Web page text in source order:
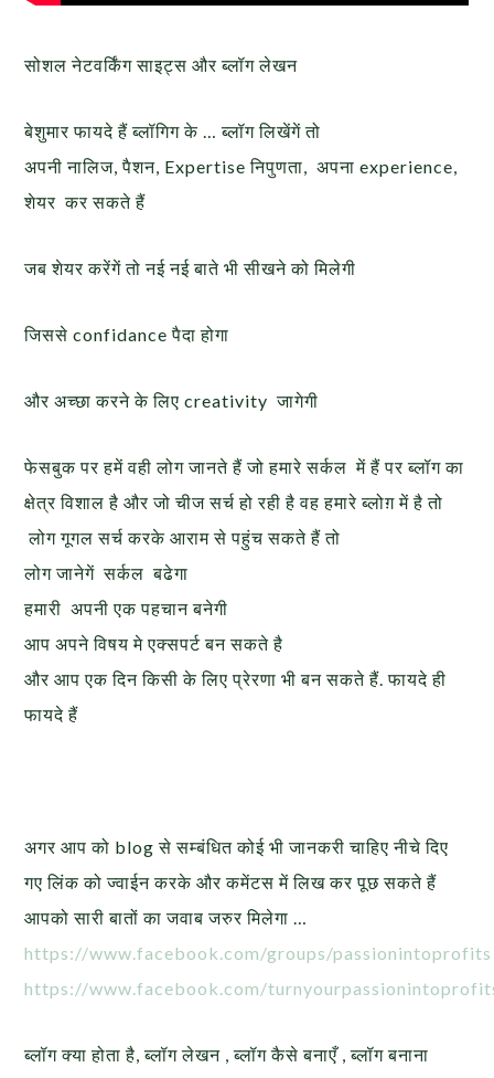
सोशल नेटवर्किंग साइट्स और ब्लॉग लेखन
बेशुमार फायदे हैं ब्लॉगिग के … ब्लॉग लिखेंगें तो
अपनी नालिज, पैशन, Expertise निपुणता, अपना experience,
शेयर कर सकते हैं
जब शेयर करेंगें तो नई नई बाते भी सीखने को मिलेगी
जिससे confidance पैदा होगा
और अच्छा करने के लिए creativity जागेगी
फेसबुक पर हमें वही लोग जानते हैं जो हमारे सर्कल में हैं पर ब्लॉग का
क्षेत्र विशाल है और जो चीज सर्च हो रही है वह हमारे ब्लोग़ में है तो
लोग गूगल सर्च करके आराम से पहुंच सकते हैं तो
लोग जानेगें सर्कल बढेगा
हमारी अपनी एक पहचान बनेगी
आप अपने विषय मे एक्सपर्ट बन सकते है
और आप एक दिन किसी के लिए प्रेरणा भी बन सकते हैं. फायदे ही
फायदे हैं
अगर आप को blog से सम्बंधित कोई भी जानकरी चाहिए नीचे दिए
गए लिंक को ज्वाईन करके और कमेंटस में लिख कर पूछ सकते हैं
आपको सारी बातों का जवाब जरुर मिलेगा …
https://www.facebook.com/groups/passionintoprofits
https://www.facebook.com/
ब्लॉग क्या होता है, ब्लॉग लेखन , ब्लॉग कैसे बनाएँ , ब्लॉग बनाना